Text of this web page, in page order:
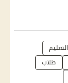
التعليم
طلاب